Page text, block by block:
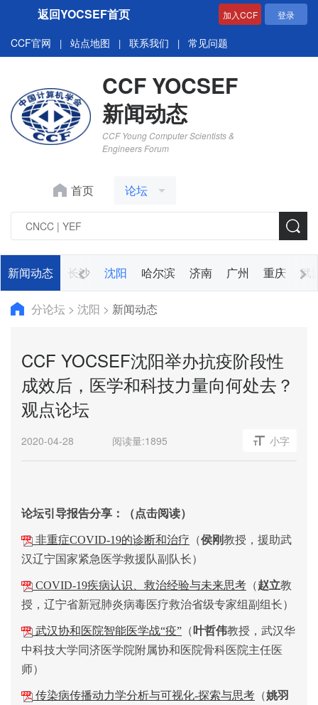
返回YOCSEF首页 加入CCF 登录
CCF官网 | 站点地图 | 联系我们 | 常见问题
CCF YOCSEF
新闻动态
CCF Young Computer Scientists &
Engineers Forum
首页 论坛
新闻动态
州 上海 长沙 沈阳 哈尔滨 济南 广州 重庆 武
分论坛 > 沈阳 > 新闻动态
CCF YOCSEF沈阳举办抗疫阶段性
成效后，医学和科技力量向何处去？
观点论坛
2020-04-28 阅读量:1895 小字
论坛引导报告分享：（点击阅读）
非重症COVID-19的诊断和治疗 （侯刚教授， 援助武
汉辽宁国家紧急医学救援队副队长）
COVID-19疾病认识、救治经验与未来思考 （赵立教
授， 辽宁省新冠肺炎病毒医疗救治省级专家组副组长）
武汉协和医院智能医学战“疫” （ 叶哲伟教授 ，武汉华
中科技大学同济医学院附属协和医院骨科医院主任医
师）
传染病传播动力学分析与可视化-探索与思考 （姚羽